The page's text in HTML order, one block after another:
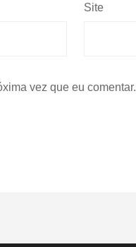
Site
vez que eu comentar.